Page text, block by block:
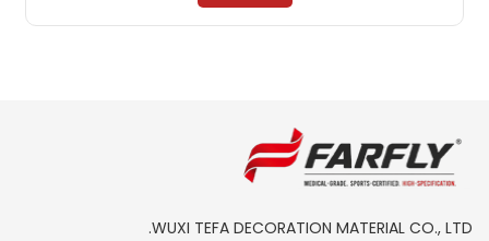
WUXI TEFA DECORATION MATERIAL CO., LTD.